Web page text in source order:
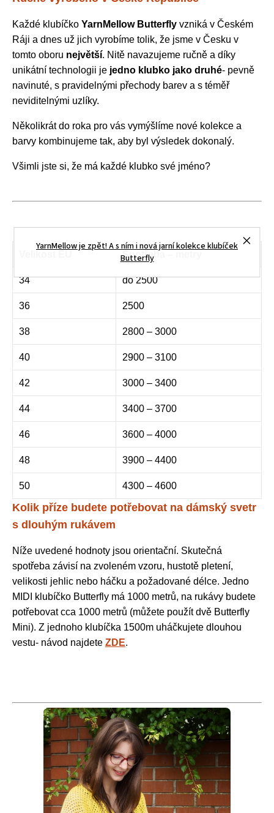
YarnMellow je zpět! A s ním i nová jarní kolekce klubíček
Butterfly
Každé klubíčko YarnMellow Butterfly vzniká v Českém
Ráji a dnes už jich vyrobíme tolik, že jsme v Česku v
tomto oboru největší. Nitě navazujeme ručně a díky
unikátní technologii je jedno klubko jako druhé- pevně
navinuté, s pravidelnými přechody barev a s téměř
neviditelnými uzlíky.
Několikrát do roka pro vás vymýšlíme nové kolekce a
barvy kombinujeme tak, aby byl výsledek dokonalý.
Všimli jste si, že má každé klubko své jméno?
Kolik příze budete potřebovat na dámský svetr
s dlouhým rukávem
Níže uvedené hodnoty jsou orientační. Skutečná
spotřeba závisí na zvoleném vzoru, hustotě pletení,
velikosti jehlic nebo háčku a požadované délce. Jedno
MIDI klubíčko Butterfly má 1000 metrů, na rukávy budete
potřebovat cca 1000 metrů (můžete použít dvě Butterfly
Mini). Z jednoho klubíčka 1500m uháčkujete dlouhou
vestu- návod najdete ZDE.
Spotřeba – metry
34 do 2500
36 2500
38 2800 – 3000
40 2900 – 3100
42 3000 – 3400
44 3400 – 3700
46 3600 – 4000
48 3900 – 4400
50 4300 – 4600